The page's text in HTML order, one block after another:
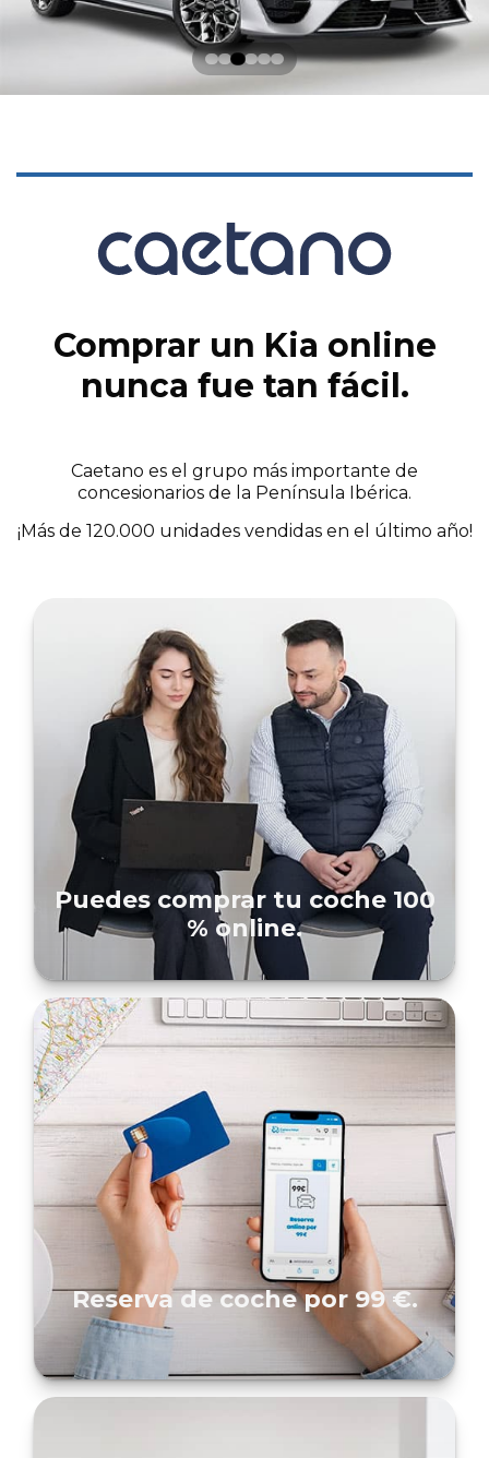
Comprar un Kia online
nunca fue tan fácil.
Caetano es el grupo más importante de
concesionarios de la Península Ibérica.
¡Más de 120.000 unidades vendidas en el último año!
Puedes comprar tu coche 100
% online.
Reserva de coche por 99 €.